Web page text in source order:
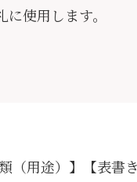
使用します。
（用途）】【表書